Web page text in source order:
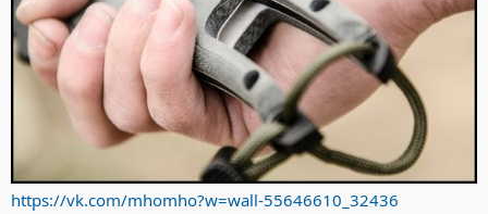
https://vk.com/mhomho?w=wall-55646610_32436